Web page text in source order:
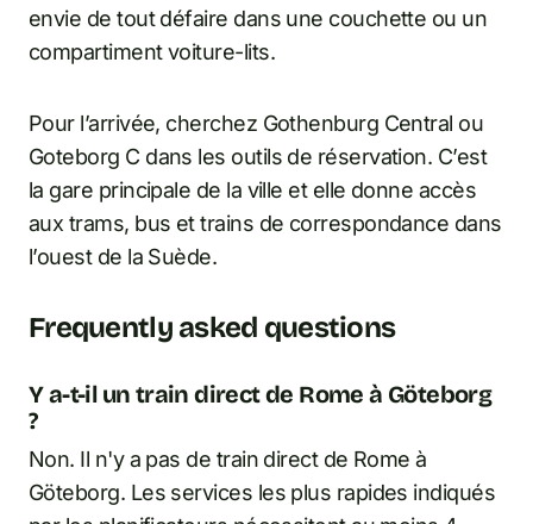
envie de tout défaire dans une couchette ou un
compartiment voiture-lits.
Pour l’arrivée, cherchez Gothenburg Central ou
Goteborg C dans les outils de réservation. C’est
la gare principale de la ville et elle donne accès
aux trams, bus et trains de correspondance dans
l’ouest de la Suède.
Frequently asked questions
Y a-t-il un train direct de Rome à Göteborg
?
Non. Il n'y a pas de train direct de Rome à
Göteborg. Les services les plus rapides indiqués